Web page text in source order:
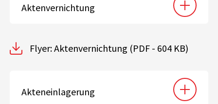
Aktenvernichtung
Flyer: Aktenvernichtung (PDF - 604 KB)
Akteneinlagerung